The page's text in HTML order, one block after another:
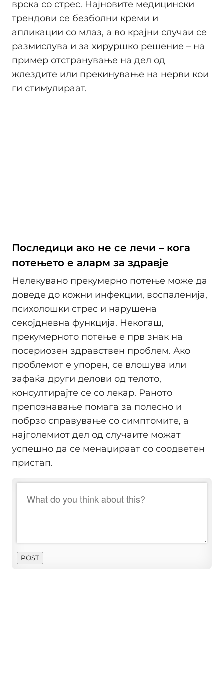
врска со стрес. Најновите медицински
трендови се безболни креми и
апликации со млаз, а во крајни случаи се
размислува и за хируршко решение – на
пример отстранување на дел од
жлездите или прекинување на нерви кои
ги стимулираат.
Последици ако не се лечи – кога
потењето е аларм за здравје
Нелекувано прекумерно потење може да
доведе до кожни инфекции, воспаленија,
психолошки стрес и нарушена
секојдневна функција. Некогаш,
прекумерното потење е прв знак на
посериозен здравствен проблем. Ако
проблемот е упорен, се влошува или
зафаќа други делови од телото,
консултирајте се со лекар. Раното
препознавање помага за полесно и
побрзо справување со симптомите, а
најголемиот дел од случаите можат
успешно да се менаџираат со соодветен
пристап.
POST